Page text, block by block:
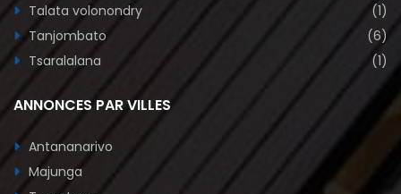
Talata volonondry
(1)
Tanjombato
(6)
Tsaralalana
(1)
ANNONCES PAR VILLES
Antananarivo
Majunga